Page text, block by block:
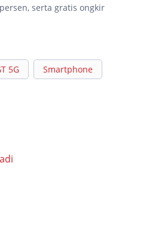
serta gratis ongkir
5G Smartphone